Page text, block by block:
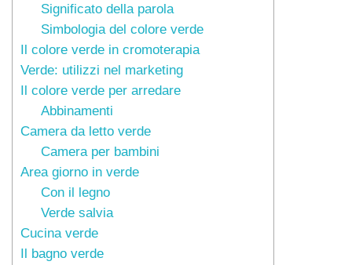
Significato della parola
Simbologia del colore verde
Il colore verde in cromoterapia
Verde: utilizzi nel marketing
Il colore verde per arredare
Abbinamenti
Camera da letto verde
Camera per bambini
Area giorno in verde
Con il legno
Verde salvia
Cucina verde
Il bagno verde